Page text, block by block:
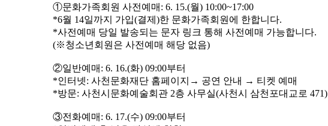
①문화가족회원 사전예매: 6. 15.(월) 10:00~17:00
*6월 14일까지 가입(결제)한 문화가족회원에 한합니다.
*사전예매 당일 발송되는 문자 링크 통해 사전예매 가능합니다.
(※청소년회원은 사전예매 해당 없음)
②일반예매: 6. 16.(화) 09:00부터
*인터넷: 사천문화재단 홈페이지→ 공연 안내 → 티켓 예매
*방문: 사천시문화예술회관 2층 사무실(사천시 삼천포대교로 471)
③전화예매: 6. 17.(수) 09:00부터